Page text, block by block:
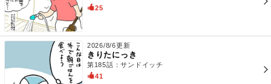
25
2026/8/6更新
きりたにっき
第185話：サンドイッチ
41